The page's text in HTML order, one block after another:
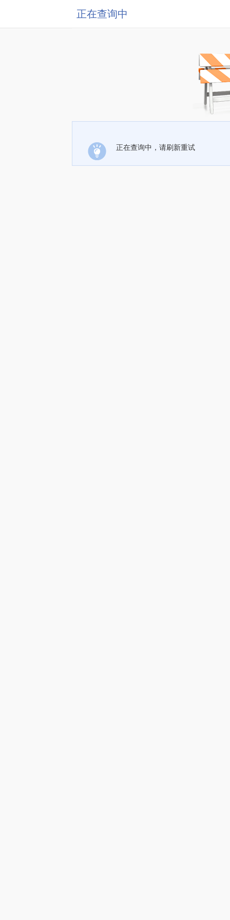
正在查询中
正在查询中，请刷新重试